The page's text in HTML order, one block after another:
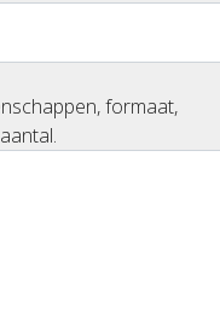
formaat,